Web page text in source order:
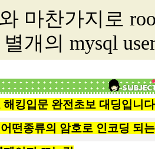
마찬가지로
개의 mysql
해킹입문 완전초보 대딩입니
어떤종류의 암호로 인코딩 되